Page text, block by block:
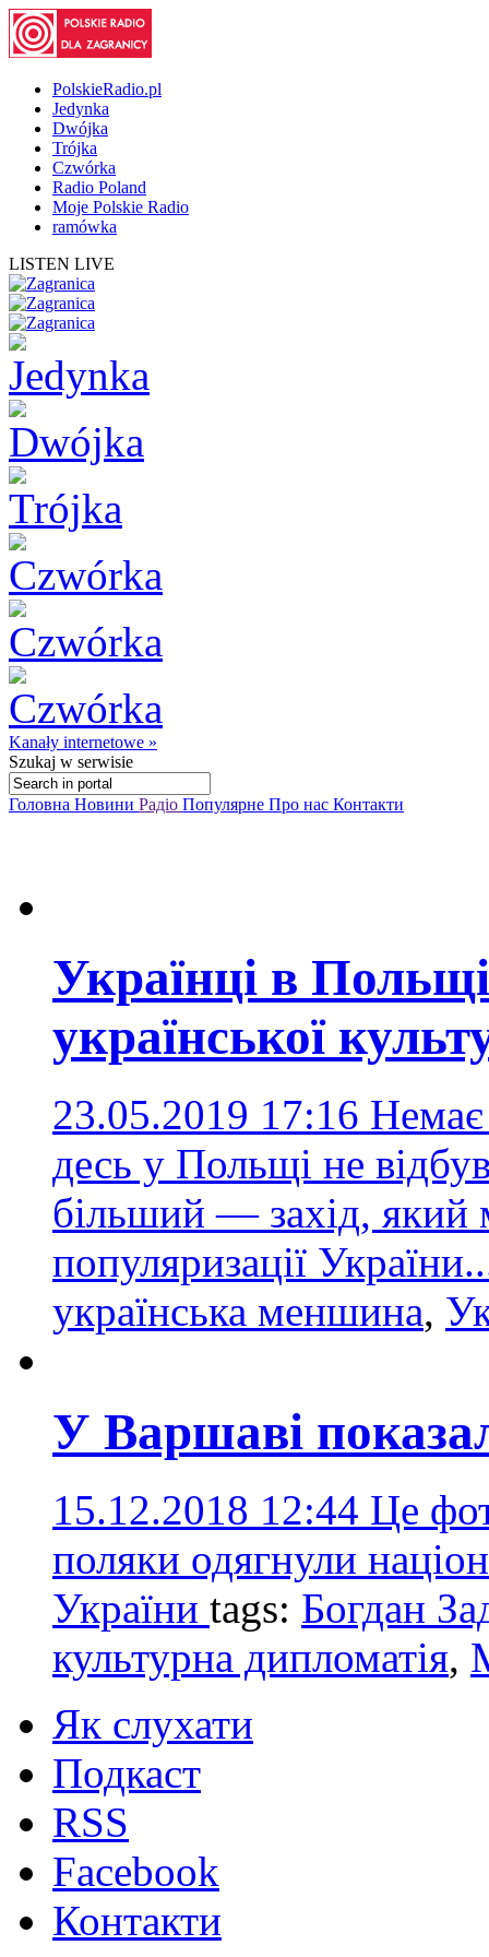
PolskieRadio.pl
Jedynka
Dwójka
Trójka
Czwórka
Radio Poland
Moje Polskie Radio
ramówka
LISTEN LIVE
Kanały internetowe »
Szukaj w serwisie
Головна Новини Радіо Популярне Про нас Контакти
Українці в
української
23.05.2019 17:16 Немає
десь у Польщі не
більший — захід,
популяризації
українська меншина,
У Варшаві
15.12.2018 12:44 Це
поляки одягнули
України tags: Богдан
культурна дипломатія,
Як слухати
Подкаст
RSS
Facebook
Контакти